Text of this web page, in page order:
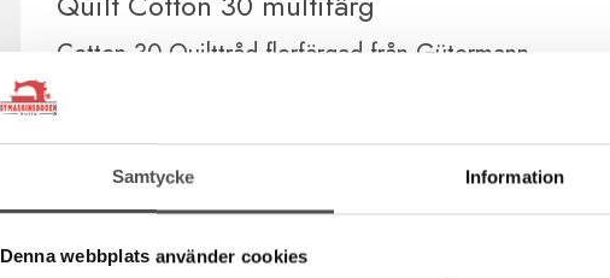
Samtycke Information
Denna webbplats använder cookies
Cotton 30 Quilttråd flerfärgad från Gütermann